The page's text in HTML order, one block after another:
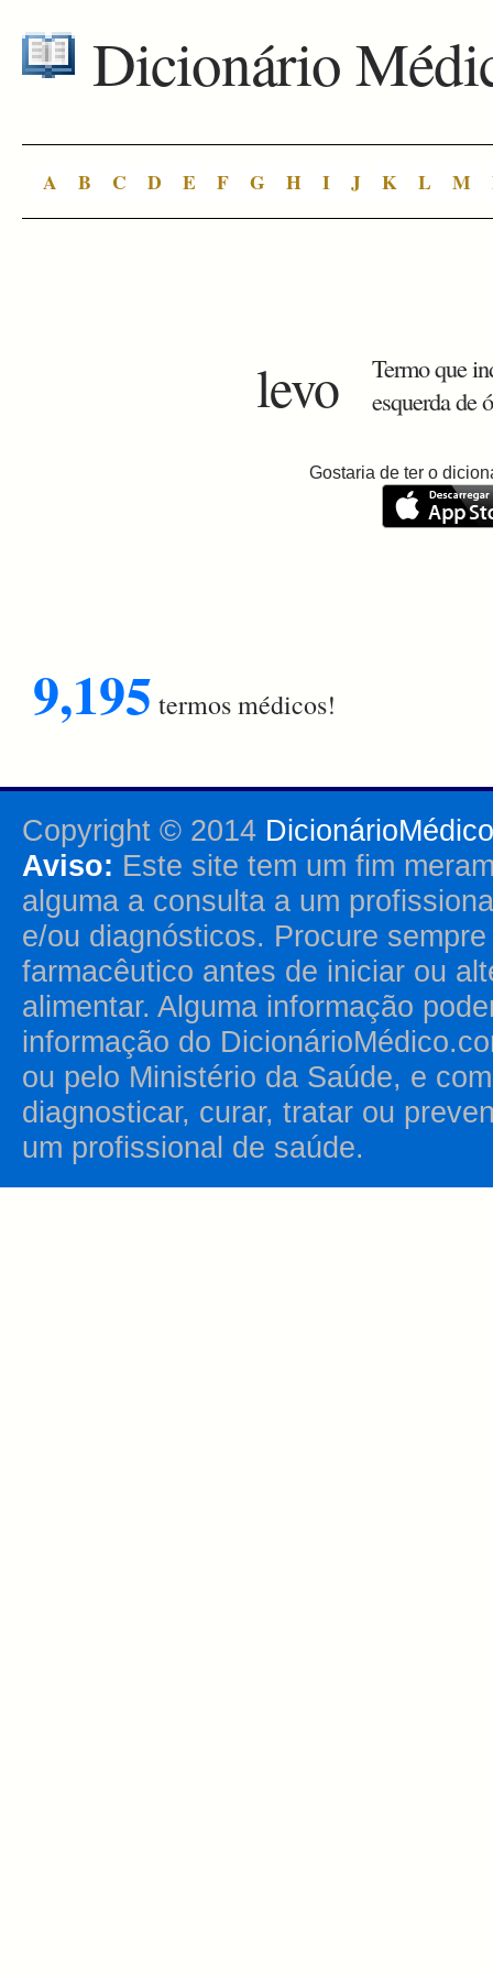
Dicionário
A B C D E F G H I J K L M
levo
Termo que
esquerda de
Gostaria de ter o
9,195 termos médicos!
Copyright © 2014
Aviso: Este site tem um fim
alguma a consulta a um
e/ou diagnósticos. Procure
farmacêutico antes de iniciar ou
alimentar. Alguma informação
informação do
ou pelo Ministério da Saúde, e
diagnosticar, curar, tratar ou
um profissional de saúde.